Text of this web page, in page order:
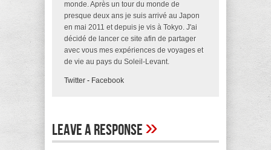
monde. Après un tour du monde de
presque deux ans je suis arrivé au Japon
en mai 2011 et depuis je vis à Tokyo. J'ai
décidé de lancer ce site afin de partager
avec vous mes expériences de voyages et
de vie au pays du Soleil-Levant.
Twitter - Facebook
Leave A Response»